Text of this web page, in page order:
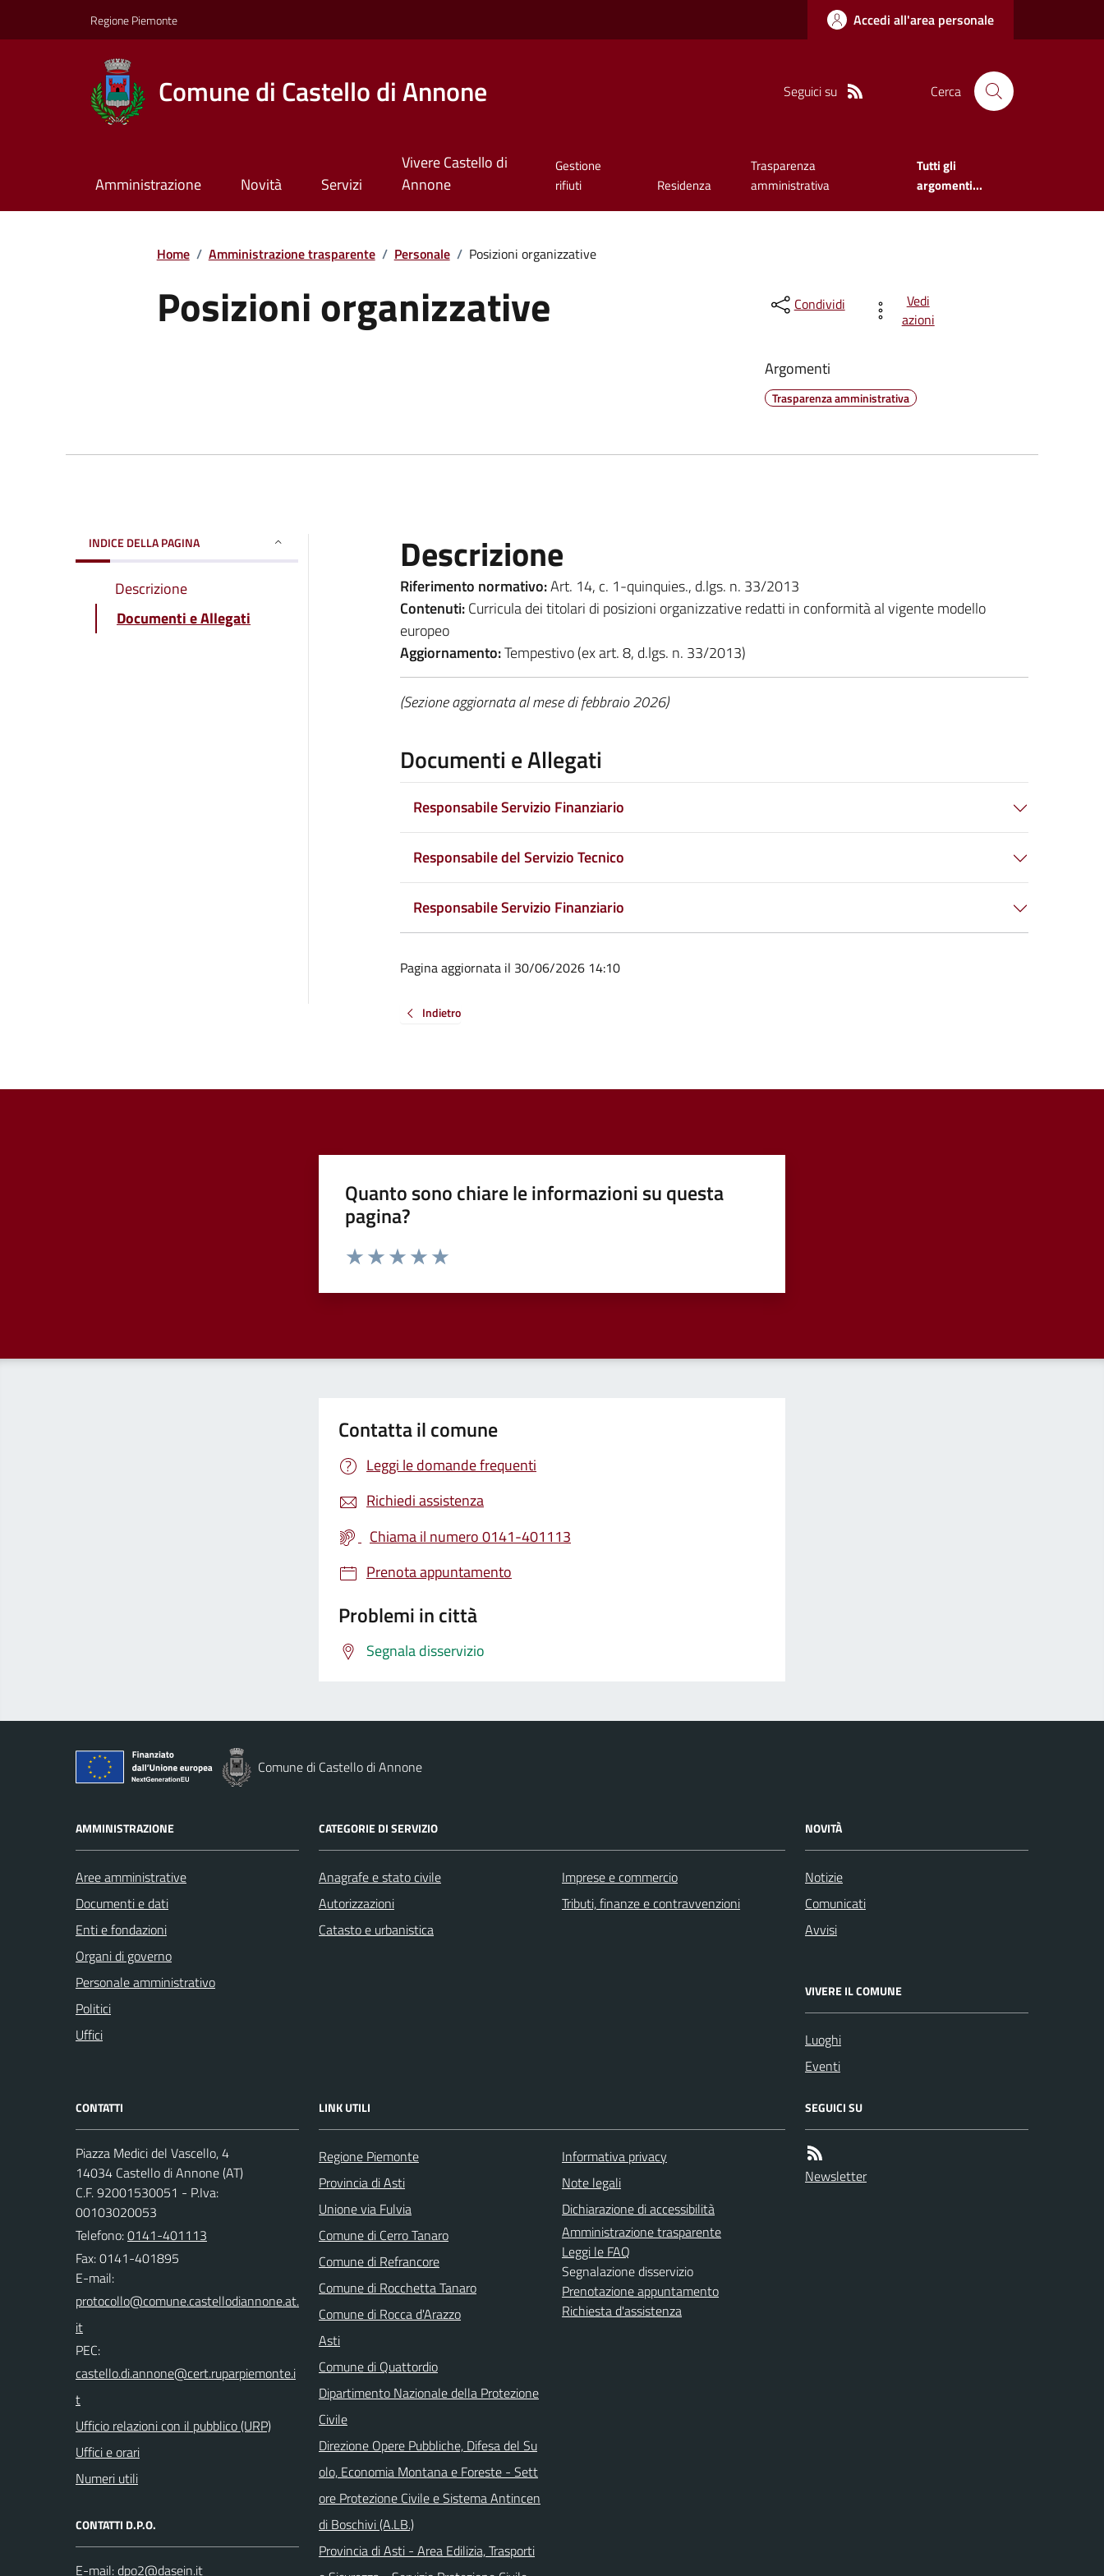
Regione Piemonte Accedi all'area personale
Comune di Castello di Annone Seguici su Cerca
Amministrazione Novità Servizi
Vivere Castello di
Annone
Gestione
rifiuti
Residenza
Trasparenza
amministrativa
Tutti gli
argomenti...
Home / Amministrazione trasparente / Personale / Posizioni organizzative
Posizioni organizzative Condividi
Vedi
azioni
Argomenti
Trasparenza amministrativa
INDICE DELLA PAGINA
Descrizione
Documenti e Allegati
Descrizione
Riferimento normativo:Art. 14, c. 1-quinquies., d.lgs. n. 33/2013
Contenuti:Curricula dei titolari di posizioni organizzative redatti in conformità al vigente modello
europeo
Aggiornamento:Tempestivo (ex art. 8, d.lgs. n. 33/2013)
(Sezione aggiornata al mese di febbraio 2026)
Documenti e Allegati
Responsabile Servizio Finanziario
Responsabile del Servizio Tecnico
Responsabile Servizio Finanziario
Pagina aggiornata il 30/06/2026 14:10
Indietro
Quanto sono chiare le informazioni su questa
pagina?
Valuta da 1 a 5 stelle la pagina
Contatta il comune
Leggi le domande frequenti
Richiedi assistenza
Chiama il numero 0141-401113
Prenota appuntamento
Problemi in città
Segnala disservizio
Comune di Castello di Annone
AMMINISTRAZIONE
Aree amministrative
Documenti e dati
Enti e fondazioni
Organi di governo
Personale amministrativo
Politici
Uffici
CATEGORIE DI SERVIZIO
Anagrafe e stato civile
Autorizzazioni
Catasto e urbanistica
Imprese e commercio
Tributi, finanze e contravvenzioni
NOVITÀ
Notizie
Comunicati
Avvisi
VIVERE IL COMUNE
Luoghi
Eventi
CONTATTI
Piazza Medici del Vascello, 4
14034 Castello di Annone (AT)
C.F. 92001530051 - P.Iva:
00103020053
Telefono:0141-401113
Fax: 0141-401895
E-mail:
PEC:
Ufficio relazioni con il pubblico (URP)
Uffici e orari
Numeri utili
CONTATTI D.P.O.
E-mail:
LINK UTILI
Regione Piemonte
Provincia di Asti
Unione via Fulvia
Comune di Cerro Tanaro
Comune di Refrancore
Comune di Rocchetta Tanaro
Comune di Rocca d'Arazzo
Asti
Comune di Quattordio
Dipartimento Nazionale della Protezione
Civile
Direzione Opere Pubbliche, Difesa del Su
olo, Economia Montana e Foreste - Sett
ore Protezione Civile e Sistema Antincen
di Boschivi (A.LB.)
Provincia di Asti - Area Edilizia, Trasporti
Informativa privacy
Note legali
Dichiarazione di accessibilità
Amministrazione trasparente
Leggi le FAQ
Segnalazione disservizio
Prenotazione appuntamento
Richiesta d'assistenza
SEGUICI SU
Newsletter